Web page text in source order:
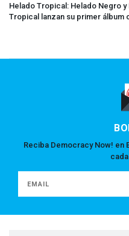
Helado Tropical: Helado Negro y
Tropical lanzan su primer álbum
Reciba Democracy Now!